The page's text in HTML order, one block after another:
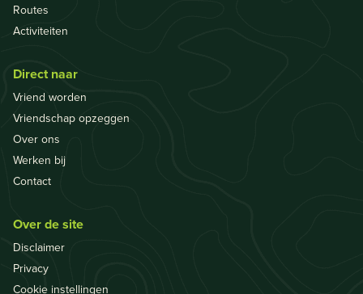
Routes
Activiteiten
Direct naar
Vriend worden
Vriendschap opzeggen
Over ons
Werken bij
Contact
Over de site
Disclaimer
Privacy
Cookie instellingen